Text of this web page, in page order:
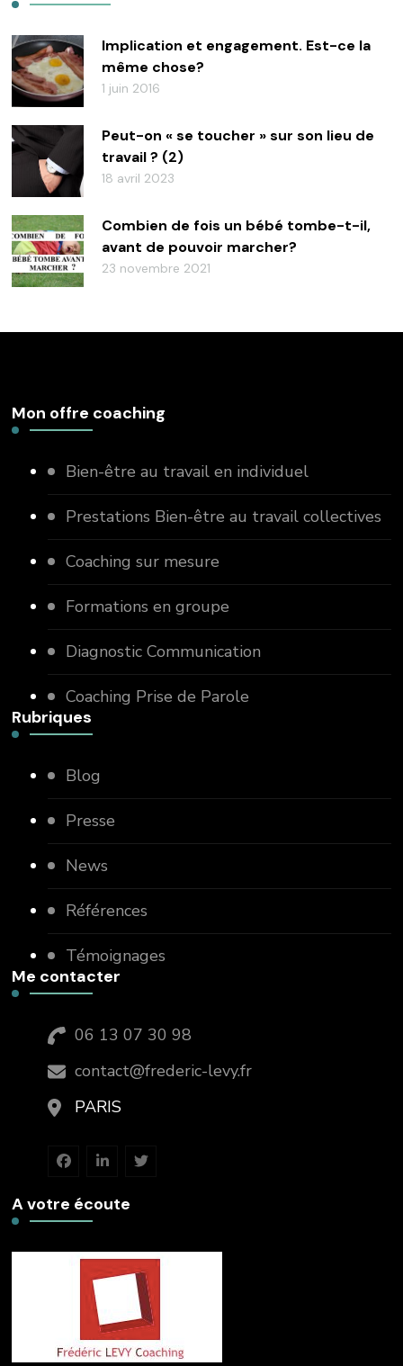
Implication et engagement. Est-ce la
même chose?
1 juin 2016
Peut-on « se toucher » sur son lieu de
travail ? (2)
18 avril 2023
Combien de fois un bébé tombe-t-il,
avant de pouvoir marcher?
23 novembre 2021
Mon offre coaching
Bien-être au travail en individuel
Prestations Bien-être au travail collectives
Coaching sur mesure
Formations en groupe
Diagnostic Communication
Coaching Prise de Parole
Rubriques
Blog
Presse
News
Références
Témoignages
Me contacter
06 13 07 30 98
contact@frederic-levy.fr
PARIS
A votre écoute